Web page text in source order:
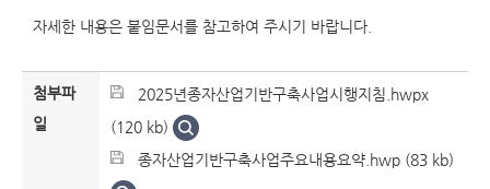
자세한 내용은 붙임문서를 참고하여 주시기 바랍니다.
첨부파
일
2025년종자산업기반구축사업시행지침.hwpx
(120 kb)
종자산업기반구축사업주요내용요약.hwp (83 kb)